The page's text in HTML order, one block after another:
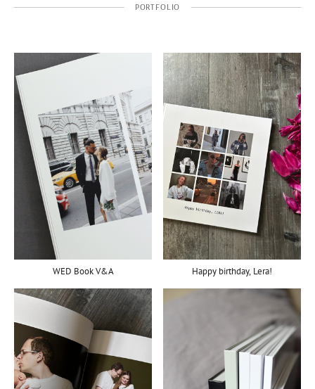
PORTFOLIO
WED Book V&A Happy birthday, Lera!